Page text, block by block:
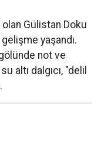
Gülistan Doku
yaşandı.
not ve
altı dalgıcı, "delil